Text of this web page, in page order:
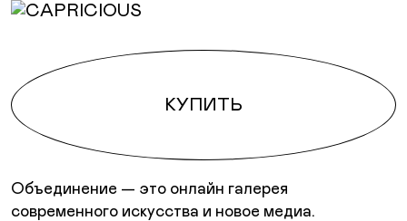
КУПИТЬ
Объединение — это онлайн галерея
современного искусства и новое медиа.